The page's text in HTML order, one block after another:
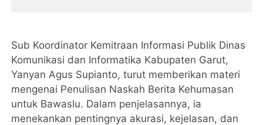
Sub Koordinator Kemitraan Informasi Publik Dinas
Komunikasi dan Informatika Kabupaten Garut,
Yanyan Agus Supianto, turut memberikan materi
mengenai Penulisan Naskah Berita Kehumasan
untuk Bawaslu. Dalam penjelasannya, ia
menekankan pentingnya akurasi, kejelasan, dan